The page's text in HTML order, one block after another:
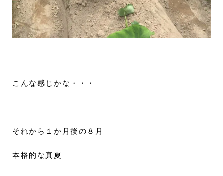
こんな感じかな・・・
それから１か月後の８月
本格的な真夏